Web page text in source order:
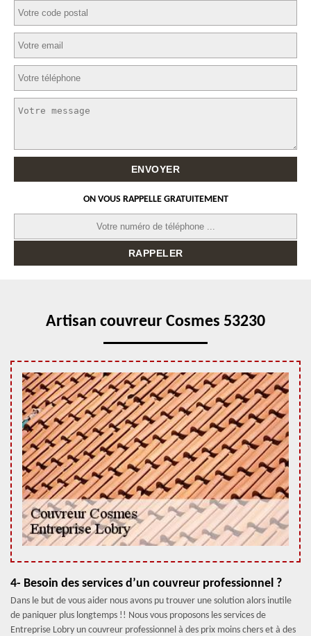
ON VOUS RAPPELLE GRATUITEMENT
Artisan couvreur Cosmes 53230
4- Besoin des services d’un couvreur professionnel ?
Dans le but de vous aider nous avons pu trouver une solution alors inutile
de paniquer plus longtemps !! Nous vous proposons les services de
Entreprise Lobry un couvreur professionnel à des prix moins chers et à des